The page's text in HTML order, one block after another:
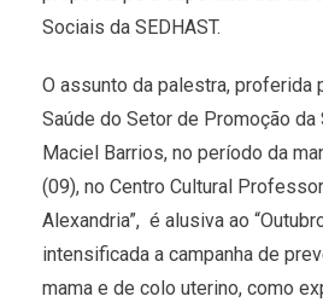
Sociais da SEDHAST.
O assunto da palestra, proferida
Saúde do Setor de Promoção da
Maciel Barrios, no período da
(09), no Centro Cultural
Alexandria”, é alusiva ao
intensificada a campanha de
mama e de colo uterino, como